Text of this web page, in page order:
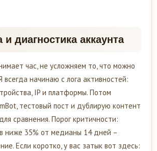
и диагностика аккаунта
час, не усложняем то, что можно
всегда начинаю с лога активностей:
IP и платформы. Потом
тестовый пост и дублирую контент
сравнения. Порог критичности:
ниже 35% от медианы 14 дней –
Если коротко, у вас затык вот здесь: